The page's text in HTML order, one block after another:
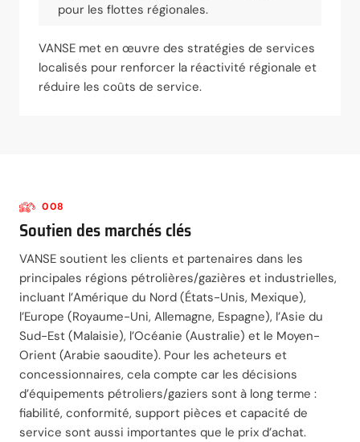
pour les flottes régionales.
VANSE met en œuvre des stratégies de services
localisés pour renforcer la réactivité régionale et
réduire les coûts de service.
008
Soutien des marchés clés
VANSE soutient les clients et partenaires dans les
principales régions pétrolières/gazières et industrielles,
incluant l’Amérique du Nord (États-Unis, Mexique),
l’Europe (Royaume-Uni, Allemagne, Espagne), l’Asie du
Sud-Est (Malaisie), l’Océanie (Australie) et le Moyen-
Orient (Arabie saoudite). Pour les acheteurs et
concessionnaires, cela compte car les décisions
d’équipements pétroliers/gaziers sont à long terme :
fiabilité, conformité, support pièces et capacité de
service sont aussi importantes que le prix d’achat.